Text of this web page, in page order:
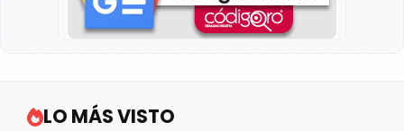
LO MÁS VISTO